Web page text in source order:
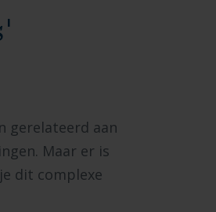
gerelateerd aan
Maar er is
dit complexe